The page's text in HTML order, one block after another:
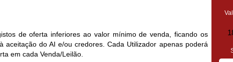
de oferta inferiores ao valor mínimo de venda, ficando os
aceitação do AI e/ou credores. Cada Utilizador apenas poderá
em cada Venda/Leilão.